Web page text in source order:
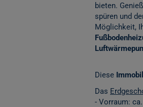
bieten.
spüren und
Möglichkeit,
Diese
Das
- Vorraum: